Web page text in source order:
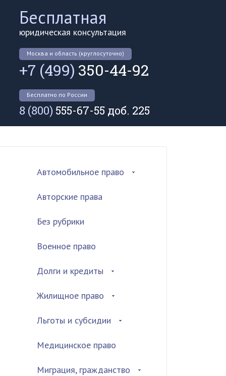
Бесплатная
юридическая консультация
Москва и область (круглосуточно)
+7 (499) 350-44-92
Бесплатно по России
8 (800) 555-67-55 доб. 225
Автомобильное право
Авторские права
Без рубрики
Военное право
Долги и кредиты
Жилищное право
Льготы и субсидии
Медицинское право
Миграция, гражданство